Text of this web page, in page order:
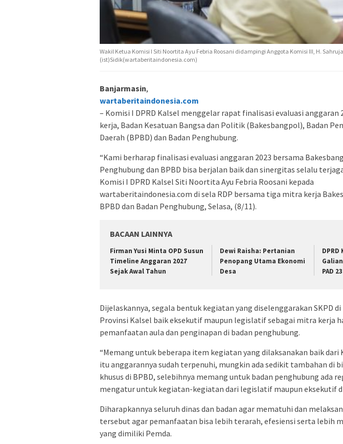
Wakil Ketua Komisi I Siti Noortita Ayu Febria Roosani didampingi Anggota Komisi III, H.
(ist)Sidik(wartaberitaindonesia.com)
Banjarmasin,
wartaberitaindonesia.com
– Komisi I DPRD Kalsel menggelar rapat finalisasi evaluasi anggaran
kerja, Badan Kesatuan Bangsa dan Politik (Bakesbangpol), Badan
Daerah (BPBD) dan Badan Penghubung.
“Kami berharap finalisasi evaluasi anggaran 2023 bersama
Penghubung dan BPBD bisa berjalan baik dan sinergitas selalu
Komisi I DPRD Kalsel Siti Noortita Ayu Febria Roosani kepada
wartaberitaindonesia.com di sela RDP bersama tiga mitra kerja
BPBD dan Badan Penghubung, Selasa, (8/11).
BACAAN LAINNYA
Firman Yusi Minta OPD Susun
Timeline Anggaran 2027
Sejak Awal Tahun
Dewi Raisha: Pertanian
Penopang Utama Ekonomi
Desa
PAD
Dijelaskannya, segala bentuk kegiatan yang diselenggarakan SKPD
Provinsi Kalsel baik eksekutif maupun legislatif sebagai mitra kerja
pemanfaatan aula dan penginapan di badan penghubung.
“Memang untuk beberapa item kegiatan yang dilaksanakan baik dari
itu anggarannya sudah terpenuhi, mungkin ada sedikit tambahan di
khusus di BPBD, selebihnya memang untuk badan penghubung ada
mengatur untuk kegiatan-kegiatan dari legislatif maupun eksekutif
Diharapkannya seluruh dinas dan badan agar mematuhi dan
tersebut agar pemanfaatan bisa lebih terarah, efesiensi serta lebih
yang dimiliki Pemda.